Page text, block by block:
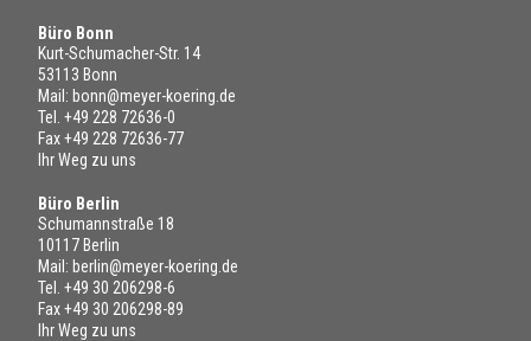
Büro Bonn
Kurt-Schumacher-Str. 14
53113 Bonn
Mail: bonn@meyer-koering.de
Tel. +49 228 72636-0
Fax +49 228 72636-77
Ihr Weg zu uns
Büro Berlin
Schumannstraße 18
10117 Berlin
Mail: berlin@meyer-koering.de
Tel. +49 30 206298-6
Fax +49 30 206298-89
Ihr Weg zu uns